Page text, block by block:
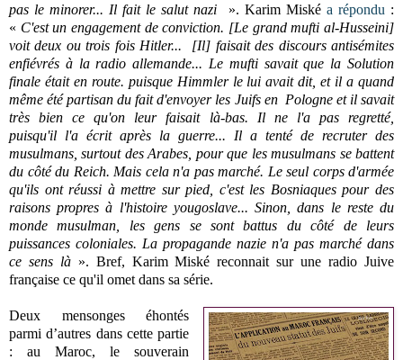
pas le minorer... Il fait le salut nazi ». Karim Miské a répondu :
« C'est un engagement de conviction. [Le grand mufti al-Husseini]
voit deux ou trois fois Hitler... [Il] faisait des discours antisémites
enfiévrés à la radio allemande... Le mufti savait que la Solution
finale était en route. puisque Himmler le lui avait dit, et il a quand
même été partisan du fait d'envoyer les Juifs en Pologne et il savait
très bien ce qu'on leur faisait là-bas. Il ne l'a pas regretté,
puisqu'il l'a écrit après la guerre... Il a tenté de recruter des
musulmans, surtout des Arabes, pour que les musulmans se battent
du côté du Reich. Mais cela n'a pas marché. Le seul corps d'armée
qu'ils ont réussi à mettre sur pied, c'est les Bosniaques pour des
raisons propres à l'histoire yougoslave... Sinon, dans le reste du
monde musulman, les gens se sont battus du côté de leurs
puissances coloniales. La propagande nazie n'a pas marché dans
ce sens là ». Bref, Karim Miské reconnait sur une radio Juive
française ce qu'il omet dans sa série.
Deux mensonges éhontés
parmi d’autres dans cette partie
: au Maroc, le souverain